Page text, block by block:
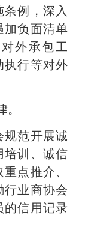
例，深入
加负面清单
外承包工
执行等对外
范开展诚
培训、诚信
点推介、
行业商协会
的信用记录